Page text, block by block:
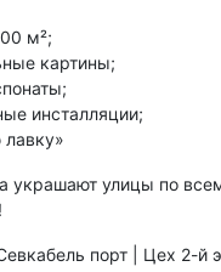
м²;
картины;
инсталляции;
украшают улицы по
порт | Цех 2-й